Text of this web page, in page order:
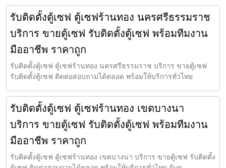
รับติดตั้งตู้เซฟ ตู้เซฟร้านทอง นครศรีธรรมราช
บริการ ขายตู้เซฟ รับติดตั้งตู้เซฟ พร้อมทีมงาน
มืออาชีพ ราคาถูก
รับติดตั้งตู้เซฟ ตู้เซฟร้านทอง นครศรีธรรมราช บริการ ขายตู้เซฟ
รับติดตั้งตู้เซฟ ติดต่อสอบถามได้ตลอด พร้อมให้บริการทั่วไทย
รับติดตั้งตู้เซฟ ตู้เซฟร้านทอง เขตบางนา
บริการ ขายตู้เซฟ รับติดตั้งตู้เซฟ พร้อมทีมงาน
มืออาชีพ ราคาถูก
รับติดตั้งตู้เซฟ ตู้เซฟร้านทอง เขตบางนา บริการ ขายตู้เซฟ รับติดตั้ง